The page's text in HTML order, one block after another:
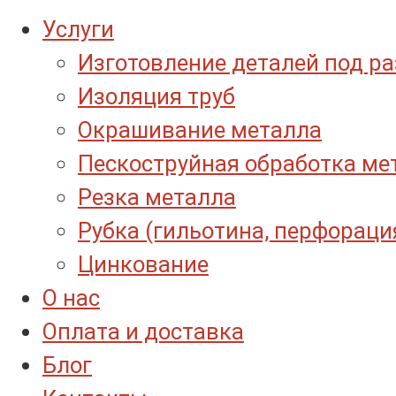
Услуги
Изготовление деталей под
Изоляция труб
Окрашивание металла
Пескоструйная обработка
Резка металла
Рубка (гильотина,
Цинкование
О нас
Оплата и доставка
Блог